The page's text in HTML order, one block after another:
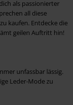
als passionierter
all diese
kaufen. Entdecke die
geilen Auftritt hin!
unfassbar lässig.
Leder-Mode zu